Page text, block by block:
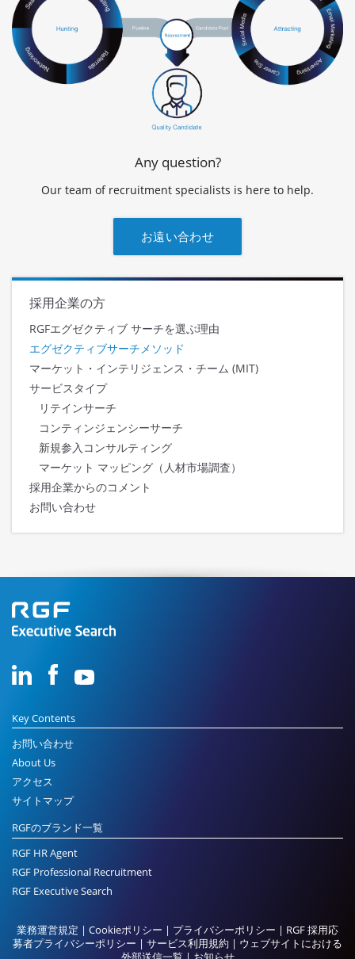
Any question?
Our team of recruitment specialists is here to help.
お遠い合わせ
採用企業の方
RGFエグゼクティブ サーチを選ぶ理由
エグゼクティブサーチメソッド
マーケット・インテリジェンス・チーム (MIT)
サービスタイプ
リテインサーチ
コンティンジェンシーサーチ
新規参入コンサルティング
マーケット マッピング（人材市場調査）
採用企業からのコメント
お問い合わせ
Key Contents
お問い合わせ
About Us
アクセス
サイトマップ
RGFのブランド一覧
RGF HR Agent
RGF Professional Recruitment
RGF Executive Search
業務運営規定 | Cookieポリシー | プライバシーポリシー | RGF 採用応
募者プライバシーポリシー | サービス利用規約 | ウェブサイトにおける